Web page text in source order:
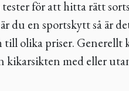
tester för att hitta rätt
du en sportskytt så är
olika priser. Generellt
kikarsikten med eller